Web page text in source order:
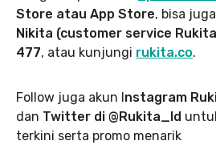
Store atau App Store, bisa
Nikita (customer service
477, atau kunjungi rukita.co.
Follow juga akun I nstagram
dan Twitter di @Rukita_Id
terkini serta promo menarik